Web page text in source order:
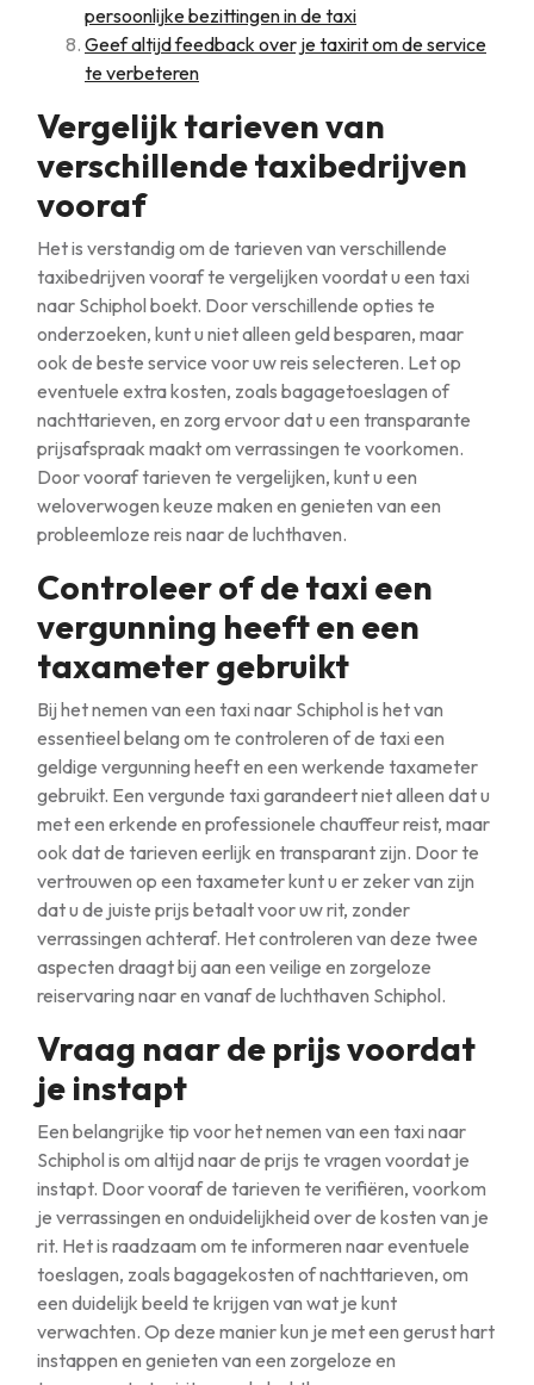
persoonlijke bezittingen in de taxi
Geef altijd feedback over je taxirit om de service
te verbeteren
Vergelijk tarieven van
verschillende taxibedrijven
vooraf
Het is verstandig om de tarieven van verschillende
taxibedrijven vooraf te vergelijken voordat u een taxi
naar Schiphol boekt. Door verschillende opties te
onderzoeken, kunt u niet alleen geld besparen, maar
ook de beste service voor uw reis selecteren. Let op
eventuele extra kosten, zoals bagagetoeslagen of
nachttarieven, en zorg ervoor dat u een transparante
prijsafspraak maakt om verrassingen te voorkomen.
Door vooraf tarieven te vergelijken, kunt u een
weloverwogen keuze maken en genieten van een
probleemloze reis naar de luchthaven.
Controleer of de taxi een
vergunning heeft en een
taxameter gebruikt
Bij het nemen van een taxi naar Schiphol is het van
essentieel belang om te controleren of de taxi een
geldige vergunning heeft en een werkende taxameter
gebruikt. Een vergunde taxi garandeert niet alleen dat u
met een erkende en professionele chauffeur reist, maar
ook dat de tarieven eerlijk en transparant zijn. Door te
vertrouwen op een taxameter kunt u er zeker van zijn
dat u de juiste prijs betaalt voor uw rit, zonder
verrassingen achteraf. Het controleren van deze twee
aspecten draagt bij aan een veilige en zorgeloze
reiservaring naar en vanaf de luchthaven Schiphol.
Vraag naar de prijs voordat
je instapt
Een belangrijke tip voor het nemen van een taxi naar
Schiphol is om altijd naar de prijs te vragen voordat je
instapt. Door vooraf de tarieven te verifiëren, voorkom
je verrassingen en onduidelijkheid over de kosten van je
rit. Het is raadzaam om te informeren naar eventuele
toeslagen, zoals bagagekosten of nachttarieven, om
een duidelijk beeld te krijgen van wat je kunt
verwachten. Op deze manier kun je met een gerust hart
instappen en genieten van een zorgeloze en